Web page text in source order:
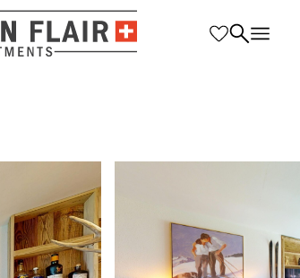
this apartment. The location is unbeatable
Lage und Ortsinfos